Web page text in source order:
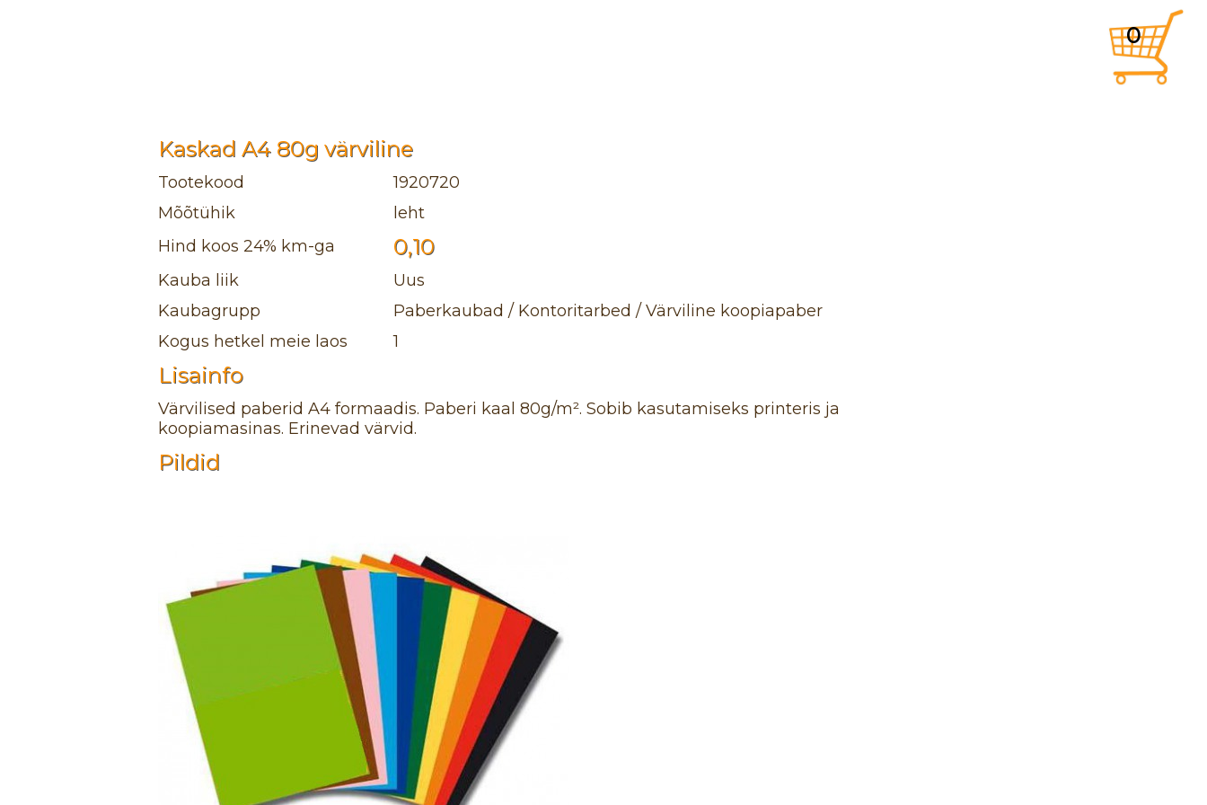
0
Kaskad A4 80g värviline
Tootekood
1920720
Mõõtühik
leht
Hind koos 24% km-ga
0,10
Kauba liik
Uus
Kaubagrupp
Paberkaubad / Kontoritarbed / Värviline koopiapaber
Kogus hetkel meie laos
1
Lisainfo
Värvilised paberid A4 formaadis. Paberi kaal 80g/m². Sobib kasutamiseks printeris ja
koopiamasinas. Erinevad värvid.
Pildid